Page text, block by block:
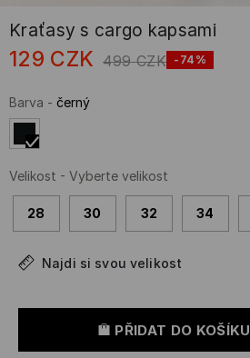
Kraťasy s cargo kapsami
129 CZK 499 CZK -74%
Barva - černý
Velikost - Vyberte velikost
28 30 32 34
Najdi si svou velikost
PŘIDAT DO KOŠÍKU